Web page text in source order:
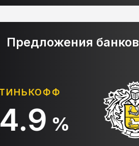
АЛЬФА-БАНК
10.9
Предложения банков